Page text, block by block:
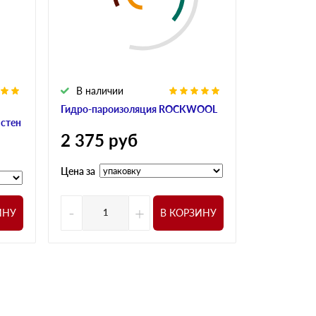
Гидро-пароизоляция ROCKWOOL
В наличии
2 375 руб
Цена за
- + В КОРЗИНУ